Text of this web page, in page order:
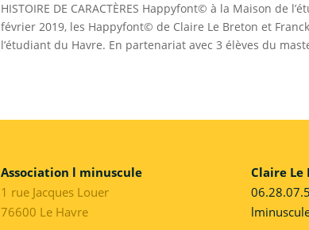
HISTOIRE DE CARACTÈRES Happyfont© à la Maison de
février 2019, les Happyfont© de Claire Le Breton et
l’étudiant du Havre. En partenariat avec 3 élèves du
Association l minuscule
1 rue Jacques Louer
76600 Le Havre
Claire Le